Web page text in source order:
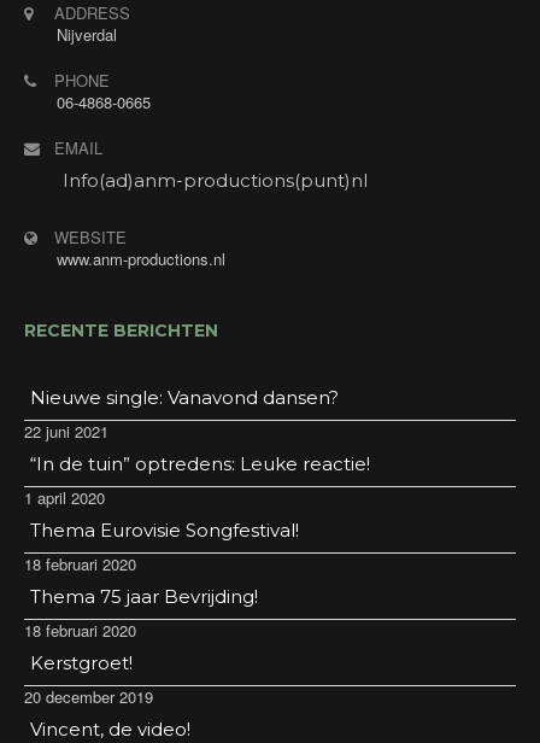
ADDRESS
Nijverdal
PHONE
06-4868-0665
EMAIL
Info(ad)anm-productions(punt)nl
WEBSITE
www.anm-productions.nl
RECENTE BERICHTEN
Nieuwe single: Vanavond dansen?
22 juni 2021
“In de tuin” optredens: Leuke reactie!
1 april 2020
Thema Eurovisie Songfestival!
18 februari 2020
Thema 75 jaar Bevrijding!
18 februari 2020
Kerstgroet!
20 december 2019
Vincent, de video!